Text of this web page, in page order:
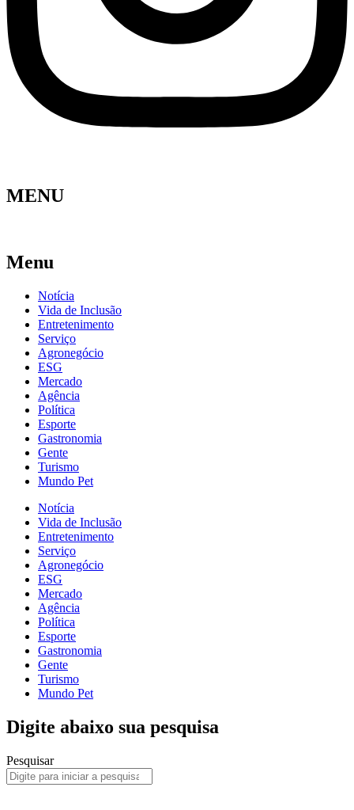
MENU
Menu
Notícia
Vida de Inclusão
Entretenimento
Serviço
Agronegócio
ESG
Mercado
Agência
Política
Esporte
Gastronomia
Gente
Turismo
Mundo Pet
Notícia
Vida de Inclusão
Entretenimento
Serviço
Agronegócio
ESG
Mercado
Agência
Política
Esporte
Gastronomia
Gente
Turismo
Mundo Pet
Digite abaixo sua pesquisa
Pesquisar